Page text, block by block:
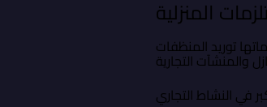
المنزلية
توريد المنظفات